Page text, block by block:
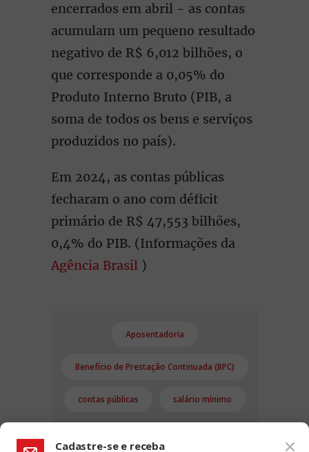
encerrados em abril - as contas
acumulam um pequeno resultado
negativo de R$ 6,012 bilhões, o
que corresponde a 0,05% do
Produto Interno Bruto (PIB, a
soma de todos os bens e serviços
produzidos no país).
Em 2024, as contas públicas
fecharam o ano com déficit
primário de R$ 47,553 bilhões,
0,4% do PIB. (Informações da
Agência Brasil )
Aposentadoria
Benefício de Prestação Continuada (BPC)
contas públicas salário mínimo
Cadastre-se e receba